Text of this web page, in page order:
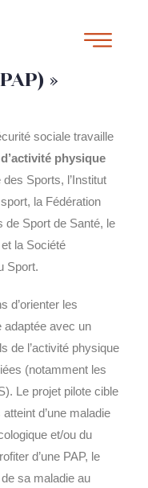
»
sociale travaille
physique
Sports, l’Institut
la Fédération
de Sport de Santé, le
la Société
Sport.
d’orienter les
adaptée avec un
de l’activité physique
(notamment les
Le projet pilote cible
d’une maladie
et/ou du
d’une PAP, le
sa maladie au